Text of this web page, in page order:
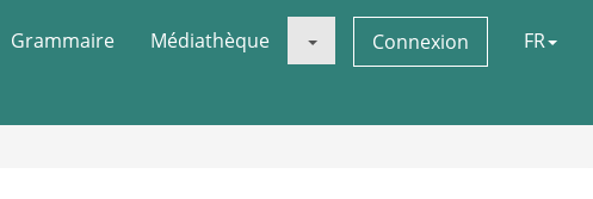
Grammaire Médiathèque Connexion FR